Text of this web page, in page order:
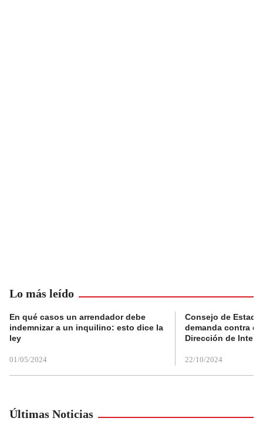
Lo más leído
En qué casos un arrendador debe
indemnizar a un inquilino: esto dice la
ley
01/05/2024
Consejo de
demanda contra
Dirección de
22/10/2024
Últimas Noticias